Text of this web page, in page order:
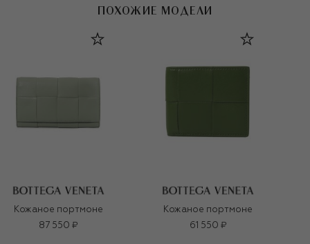
ПОХОЖИЕ МОДЕЛИ
Кожаное портмоне
87 550 ₽
Кожаное портмоне
61 550 ₽